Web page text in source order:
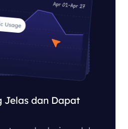
Jelas dan Dapat